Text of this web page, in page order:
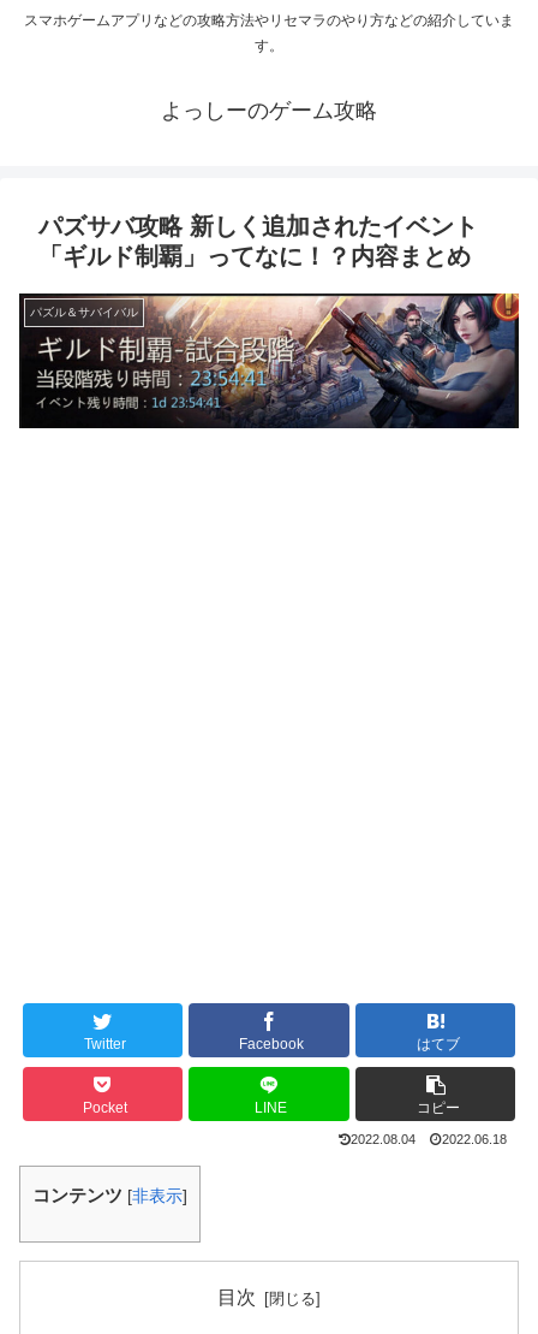
スマホゲームアプリなどの攻略方法やリセマラのやり方などの紹介していま
す。
よっしーのゲーム攻略
パズサバ攻略 新しく追加されたイベント
「ギルド制覇」ってなに！？内容まとめ
パズル＆サバイバル
Twitter Facebook はてブ
Pocket LINE コピー
2022.08.04 2022.06.18
コンテンツ [非表示]
目次